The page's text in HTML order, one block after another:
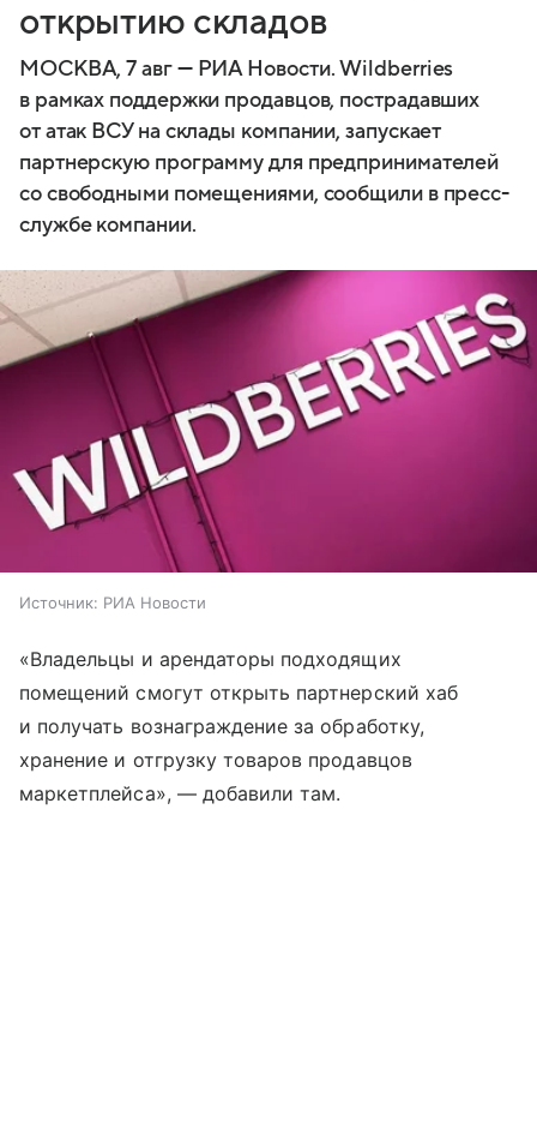
открытию складов
МОСКВА, 7 авг — РИА Новости. Wildberries
в рамках поддержки продавцов, пострадавших
от атак ВСУ на склады компании, запускает
партнерскую программу для предпринимателей
со свободными помещениями, сообщили в пресс-
службе компании.
Источник: РИА Новости
«Владельцы и арендаторы подходящих
помещений смогут открыть партнерский хаб
и получать вознаграждение за обработку,
хранение и отгрузку товаров продавцов
маркетплейса», — добавили там.